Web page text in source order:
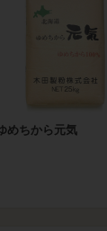
めちから元気